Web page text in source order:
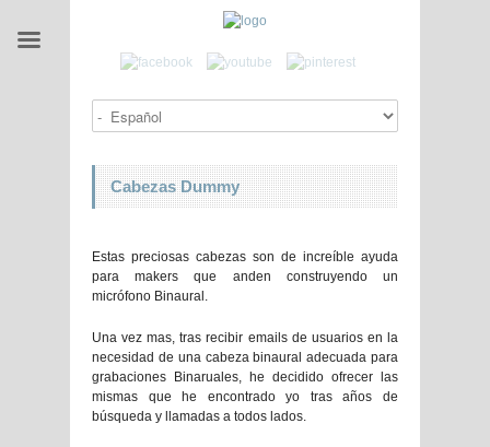
Cabezas Dummy
Estas preciosas cabezas son de increíble ayuda
para makers que anden construyendo un
micrófono Binaural.
Una vez mas, tras recibir emails de usuarios en la
necesidad de una cabeza binaural adecuada para
grabaciones Binaruales, he decidido ofrecer las
mismas que he encontrado yo tras años de
búsqueda y llamadas a todos lados.